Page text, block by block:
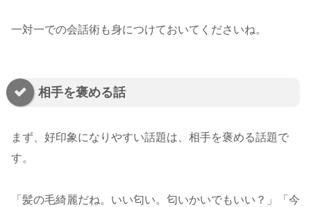
一対一での会話術も身につけておいてくださいね。
相手を褒める話
まず、好印象になりやすい話題は、相手を褒める話題で
す。
「髪の毛綺麗だね。いい匂い。匂いかいでもいい？」「今